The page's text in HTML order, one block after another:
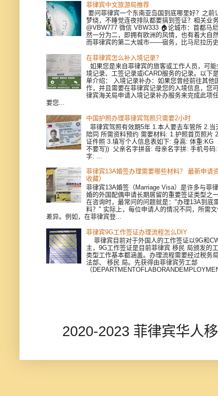
菲律宾中文旅游局推荐
要问菲律宾一个东南亚岛国到底哪里好？之前
梦绕，不睡觉连夜排队都要搞到签证？相关业
@VBW777 微信 VBW333 🏠论城市：首都马
然一分为二，即拥有欧洲的风情，也有着大自
而菲律宾的第二大城市——宿务，比马尼拉历
在菲律宾怎么补入境记录？
如果您是来自菲律宾的旅客或工作人员，可
境记录、工签记录或iCARD服务的记录。以下
单介绍： 入境记录补办：如果您曾经前往其他
作，并且需要在菲律宾记录您的入境信息，您
律宾海关局申请入境记录补办服务来完成此项
要您...
中国护照办理菲律宾驾照只需要2小时
菲律宾驾照有效期5年 1.本人要去车管所 2.当
陪同 所需资料预约 需要材料: 1.护照首页照片
证件照 3.填写个人信息表如下: 身高: 体重:KG
不要写)) 父亲名字拼音: 母亲名字拼: 手机号码
字: ...
菲律宾13A婚签办理需要哪些材料？ 最新申请
收藏）
菲律宾13A婚签（Marriage Visa）是许多与菲
婚的外国配偶申请长期居留的重要签证类型之
在咨询时，最常问的问题就是："办理13A到底
料？" 实际上，每位申请人的情况不同，所需
差异。例如，在菲律宾登...
菲律宾9G工作签证办理流程怎么DIY
菲律宾目前对于外国人的工作签证以9G和
主，9G工作签证是目前菲律宾 移民 局颁发的
类型工作基本都涵盖。办理流程需要经过税务
法部、 移民 局。先获得由菲律宾劳工部
（
2020-2023 菲律宾华人